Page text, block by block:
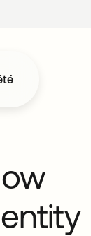
un nouvel onglet